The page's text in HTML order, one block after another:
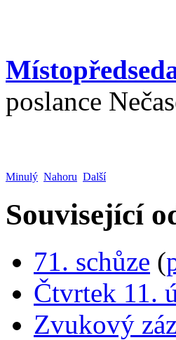
poslance
Minulý Nahoru Další
Související
71. schůze (
Čtvrtek 11.
Zvukový